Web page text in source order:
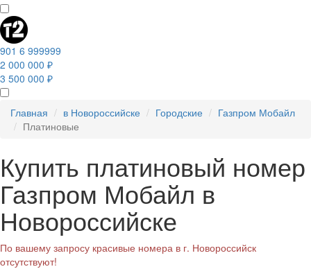
901 6 999999
2 000 000 ₽
3 500 000 ₽
Главная в Новороссийске Городские
Газпром Мобайл
Платиновые
Купить платиновый номер
Газпром Мобайл в
Новороссийске
По вашему запросу красивые номера в г. Новороссийск
отсутствуют!